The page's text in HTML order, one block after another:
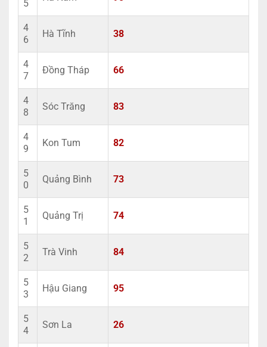
5
4
6
Hà Tĩnh 38
4
7
Đồng Tháp 66
4
8
Sóc Trăng 83
4
9
Kon Tum 82
5
0
Quảng Bình 73
5
1
Quảng Trị 74
5
2
Trà Vinh 84
5
3
Hậu Giang 95
5
4
Sơn La 26